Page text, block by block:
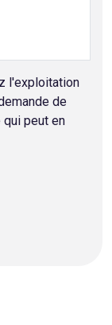
l'exploitation
de
peut en